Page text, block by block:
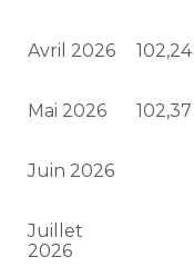
Avril 2026 102,24
Mai 2026 102,37
Juin 2026
Juillet
2026